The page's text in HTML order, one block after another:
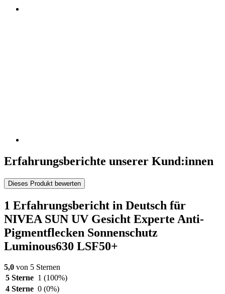
Erfahrungsberichte unserer Kund:innen
Dieses Produkt bewerten
1 Erfahrungsbericht in Deutsch für
NIVEA SUN UV Gesicht Experte Anti-
Pigmentflecken Sonnenschutz
Luminous630 LSF50+
5,0 von 5 Sternen
5 Sterne 1 (100%)
4 Sterne 0 (0%)